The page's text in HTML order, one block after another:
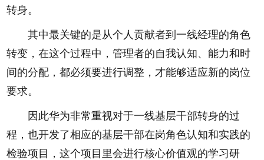
转身。
其中最关键的是从个人贡献者到一线经理的角色
转变，在这个过程中，管理者的自我认知、能力和时
间的分配，都必须要进行调整，才能够适应新的岗位
要求。
因此华为非常重视对于一线基层干部转身的过
程，也开发了相应的基层干部在岗角色认知和实践的
检验项目，这个项目里会进行核心价值观的学习研